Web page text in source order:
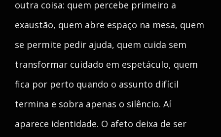
outra coisa: quem percebe primeiro a
exaustão, quem abre espaço na mesa, quem
se permite pedir ajuda, quem cuida sem
transformar cuidado em espetáculo, quem
fica por perto quando o assunto difícil
termina e sobra apenas o silêncio. Aí
aparece identidade. O afeto deixa de ser